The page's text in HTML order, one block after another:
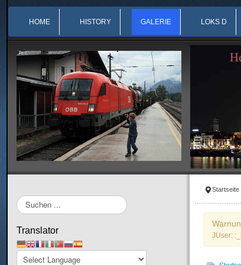
HOME HISTORY GALERIE LOKS D
Startseite
JUser:
Suchen
...
Translator